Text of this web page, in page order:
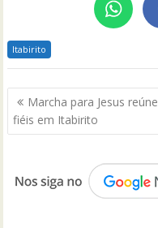
Itabirito
Navegação
de
Post
Marcha para Jesus reúne
fiéis em Itabirito